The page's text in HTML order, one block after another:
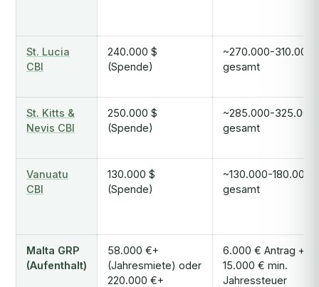
St. Lucia
CBI
240.000 $
(Spende)
~270.000-310.000
gesamt
St. Kitts &
Nevis CBI
250.000 $
(Spende)
~285.000-325.000
gesamt
Vanuatu
CBI
130.000 $
(Spende)
~130.000-180.000
gesamt
Malta GRP
(Aufenthalt)
58.000 €+
(Jahresmiete) oder
220.000 €+
6.000 € Antrag +
15.000 € min.
Jahressteuer